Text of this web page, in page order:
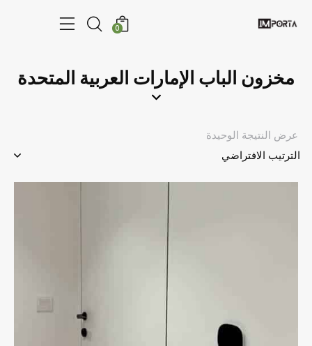
0
مخزون الباب الإمارات العربية المتحدة
عرض النتيجة الوحيدة